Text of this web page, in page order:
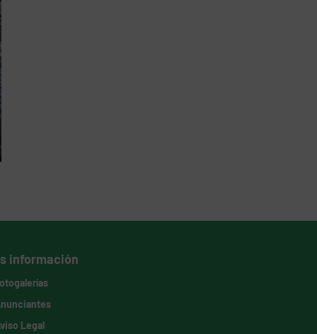
información
Legal